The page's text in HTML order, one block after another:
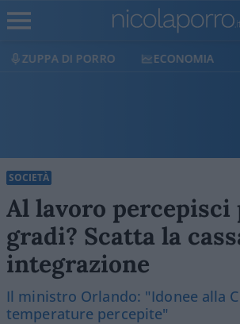
ECONOMIA LIBERILIBRI
SOCIETÀ
Al lavoro percepisci
gradi? Scatta la
integrazione
Il ministro Orlando: "Idonee alla
temperature percepite"